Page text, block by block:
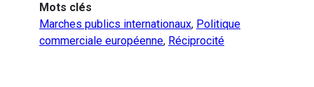
Mots clés
Marches publics internationaux, Politique
commerciale européenne, Réciprocité